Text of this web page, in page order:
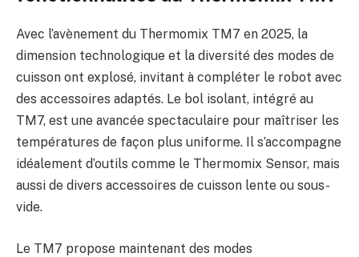
Avec l’avènement du Thermomix TM7 en 2025, la
dimension technologique et la diversité des modes de
cuisson ont explosé, invitant à compléter le robot avec
des accessoires adaptés. Le bol isolant, intégré au
TM7, est une avancée spectaculaire pour maîtriser les
températures de façon plus uniforme. Il s’accompagne
idéalement d’outils comme le Thermomix Sensor, mais
aussi de divers accessoires de cuisson lente ou sous-
vide.
Le TM7 propose maintenant des modes